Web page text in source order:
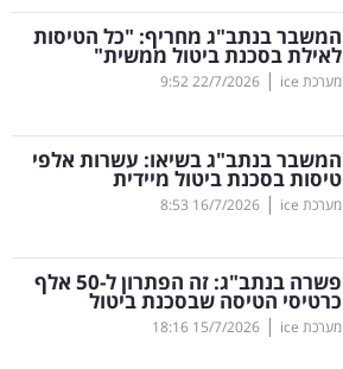
המשבר בנתב"ג מחריף: "כל הטיסות
לאילת בסכנת ביטול ממשית"
מערכת ice |
22/7/2026
9:52
המשבר בנתב"ג בשיאו: עשרות אלפי
טיסות בסכנת ביטול מיידית
מערכת ice |
16/7/2026
8:53
פשרה בנתב"ג: זה הפתרון ל-50 אלף
כרטיסי הטיסה שבסכנת ביטול
מערכת ice |
15/7/2026
18:16